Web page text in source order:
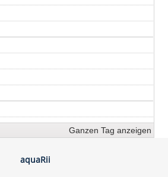
Ganzen Tag anzeigen
aquaRii